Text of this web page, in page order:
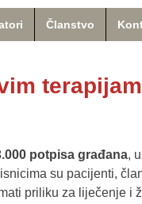
Članstvo
potpisa građana,
su pacijenti,
priliku za liječenje i